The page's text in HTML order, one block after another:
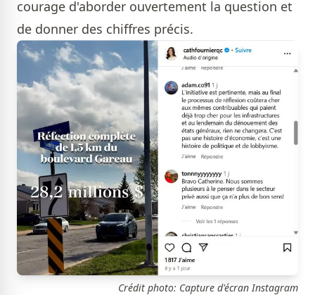
courage d'aborder ouvertement la question et
de donner des chiffres précis.
Crédit photo: Capture d'écran Instagram